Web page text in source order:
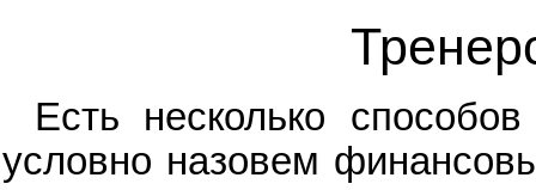
Есть несколько
условно назовем